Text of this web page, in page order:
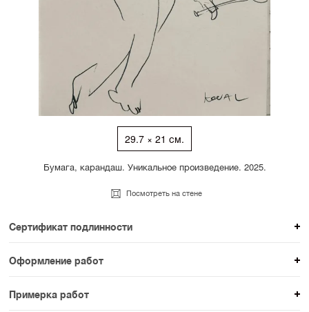
29.7 × 21 см.
Бумага, карандаш. Уникальное произведение. 2025.
Посмотреть на стене
Сертификат подлинности
К каждому авторскому произведению мы
прикладываем сертификат подлинности. Для товаров
раздела SAMPLE СЕРИЯ сертификаты не
Оформление работ
При покупке произведения вы можете выбрать и
оплатить вариант оформления. На сайте доступен
Примерка работ